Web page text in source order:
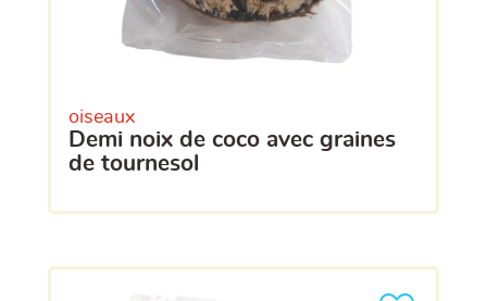
oiseaux
demi noix de coco avec graines
de tournesol